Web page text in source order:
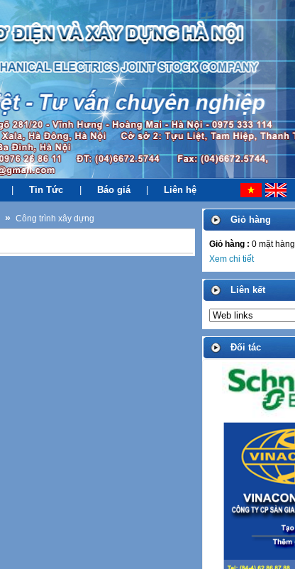
Tin Tức Báo giá Liên hệ
» Công trình xây dựng Giỏ hàng
Giỏ hàng : 0 mặt hàng
Xem chi tiết
Liên kết
Đối tác